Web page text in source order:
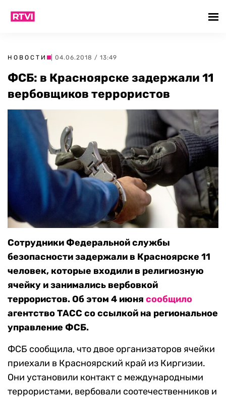
НОВОСТИ | 04.06.2018 / 13:49
ФСБ: в Красноярске задержали 11
вербовщиков террористов
Сотрудники Федеральной службы
безопасности задержали в Красноярске 11
человек, которые входили в религиозную
ячейку и занимались вербовкой
террористов. Об этом 4 июня сообщило
агентство ТАСС со ссылкой на региональное
управление ФСБ.
ФСБ сообщила, что двое организаторов ячейки
приехали в Красноярский край из Киргизии.
Они установили контакт с международными
террористами, вербовали соотечественников и